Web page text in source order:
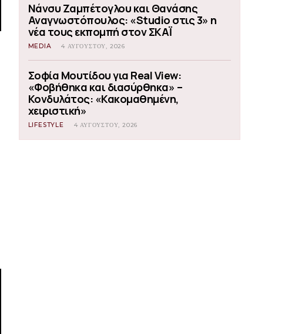
Νάνσυ Ζαμπέτογλου και Θανάσης
Αναγνωστόπουλος: «Studio στις 3» η
νέα τους εκπομπή στον ΣΚΑΪ
MEDIA 4 ΑΥΓΟΎΣΤΟΥ, 2026
Σοφία Μουτίδου για Real View:
«Φοβήθηκα και διασύρθηκα» –
Κονδυλάτος: «Κακομαθημένη,
χειριστική»
LIFESTYLE 4 ΑΥΓΟΎΣΤΟΥ, 2026